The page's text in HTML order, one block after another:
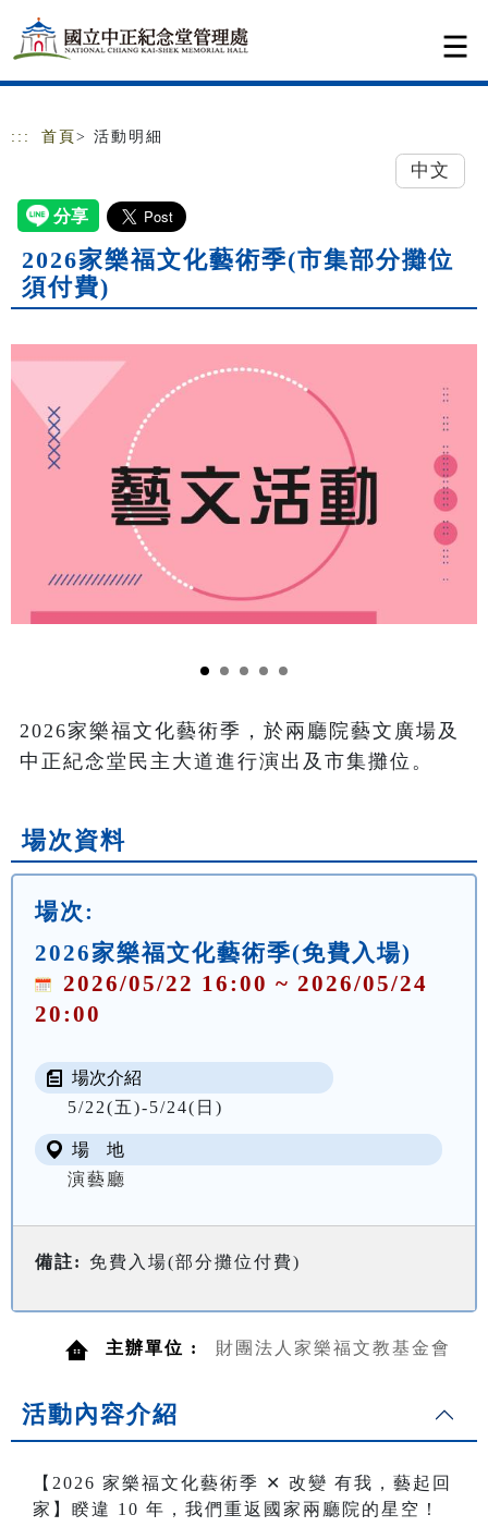
跳到主要內容
網站導覽
::: 首頁 > 活動明細
中文
2026家樂福文化藝術季(市集部分攤位
須付費)
2026家樂福文化藝術季，於兩廳院藝文廣場及
中正紀念堂民主大道進行演出及市集攤位。
場次資料
場次:
2026家樂福文化藝術季(免費入場)
2026/05/22 16:00 ~ 2026/05/24
20:00
場次介紹
5/22(五)-5/24(日)
場 地
演藝廳
備註: 免費入場(部分攤位付費)
主辦單位 : 財團法人家樂福文教基金會
活動內容介紹
【2026 家樂福文化藝術季 ✕ 改變 有我，藝起回
家】睽違 10 年，我們重返國家兩廳院的星空！